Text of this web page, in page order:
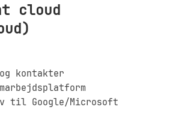
cloud
kontakter
til Google/Microsoft